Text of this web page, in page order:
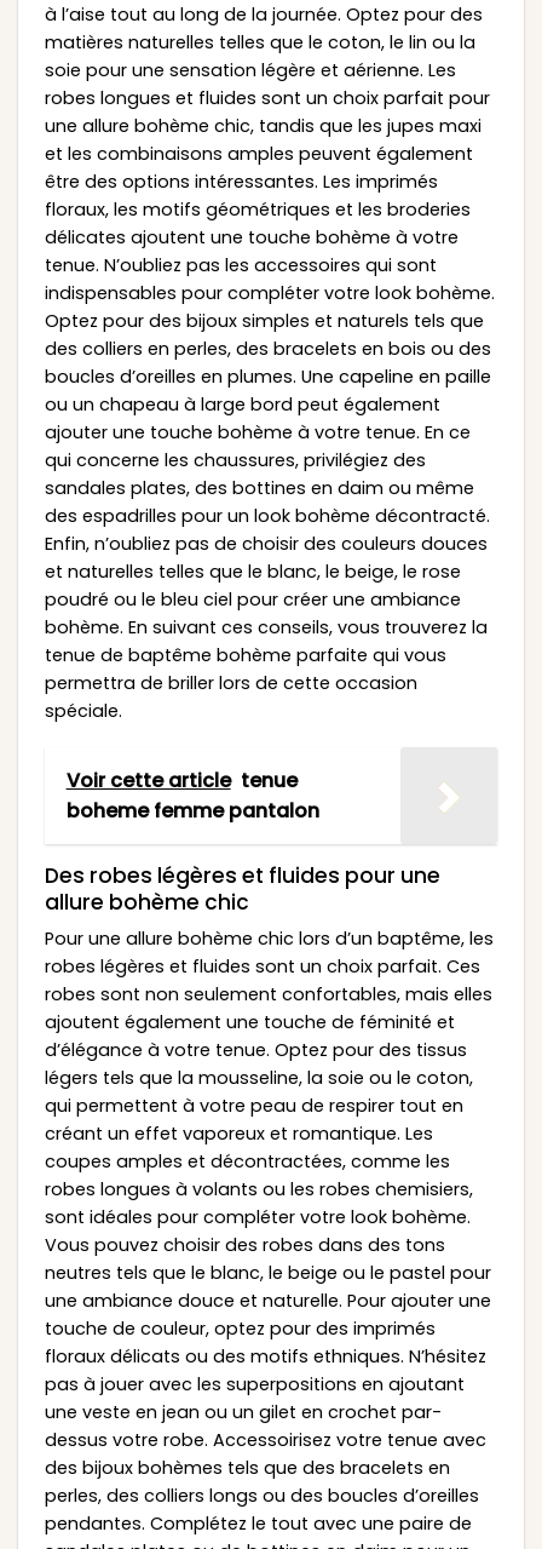
à l’aise tout au long de la journée. Optez pour des
matières naturelles telles que le coton, le lin ou la
soie pour une sensation légère et aérienne. Les
robes longues et fluides sont un choix parfait pour
une allure bohème chic, tandis que les jupes maxi
et les combinaisons amples peuvent également
être des options intéressantes. Les imprimés
floraux, les motifs géométriques et les broderies
délicates ajoutent une touche bohème à votre
tenue. N’oubliez pas les accessoires qui sont
indispensables pour compléter votre look bohème.
Optez pour des bijoux simples et naturels tels que
des colliers en perles, des bracelets en bois ou des
boucles d’oreilles en plumes. Une capeline en paille
ou un chapeau à large bord peut également
ajouter une touche bohème à votre tenue. En ce
qui concerne les chaussures, privilégiez des
sandales plates, des bottines en daim ou même
des espadrilles pour un look bohème décontracté.
Enfin, n’oubliez pas de choisir des couleurs douces
et naturelles telles que le blanc, le beige, le rose
poudré ou le bleu ciel pour créer une ambiance
bohème. En suivant ces conseils, vous trouverez la
tenue de baptême bohème parfaite qui vous
permettra de briller lors de cette occasion
spéciale.
Voir cette article tenue
boheme femme pantalon
Des robes légères et fluides pour une
allure bohème chic
Pour une allure bohème chic lors d’un baptême, les
robes légères et fluides sont un choix parfait. Ces
robes sont non seulement confortables, mais elles
ajoutent également une touche de féminité et
d’élégance à votre tenue. Optez pour des tissus
légers tels que la mousseline, la soie ou le coton,
qui permettent à votre peau de respirer tout en
créant un effet vaporeux et romantique. Les
coupes amples et décontractées, comme les
robes longues à volants ou les robes chemisiers,
sont idéales pour compléter votre look bohème.
Vous pouvez choisir des robes dans des tons
neutres tels que le blanc, le beige ou le pastel pour
une ambiance douce et naturelle. Pour ajouter une
touche de couleur, optez pour des imprimés
floraux délicats ou des motifs ethniques. N’hésitez
pas à jouer avec les superpositions en ajoutant
une veste en jean ou un gilet en crochet par-
dessus votre robe. Accessoirisez votre tenue avec
des bijoux bohèmes tels que des bracelets en
perles, des colliers longs ou des boucles d’oreilles
pendantes. Complétez le tout avec une paire de